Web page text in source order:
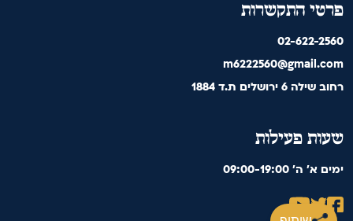
פרטי התקשרות
02-622-2560
m6222560@gmail.com
רחוב שילה 6 ירושלים ת.ד 1884
שעות פעילות
09:00-19:00 'ימים א' ה